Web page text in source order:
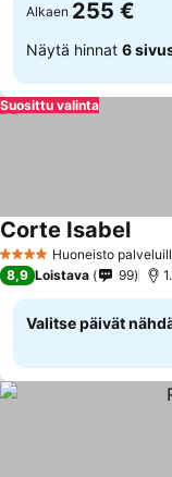
Alkaen 255 €
Näytä hinnat 6
Suosittu valinta
4 Tähtiluokitus
Huoneisto
Corte Isabel
8,9 Loistava 99
Valitse päivät